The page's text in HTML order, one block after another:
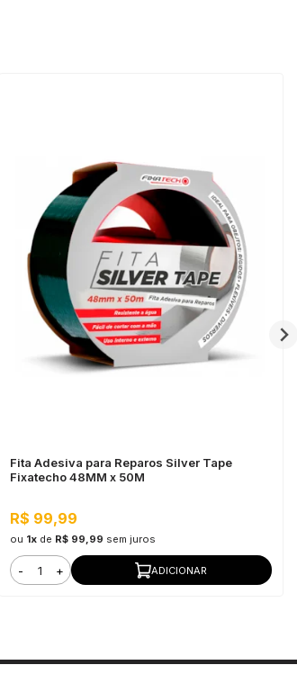
Fita Adesiva para Reparos Silver Tape
Fixatecho 48MM x 50M
R$ 99,99
ou 1xde R$ 99,99 sem juros
- + ADICIONAR